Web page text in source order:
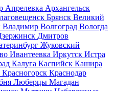
Апрелевка Архангельск
Брянск Великий
Владимир Волгоград Вологда
Дмитров
Жуковский
Ивантеевка Иркутск Истра
Калуга Каспийск Кашира
Красногорск Краснодар
Люберцы Магадан